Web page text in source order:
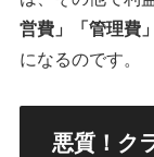
営費」「管理費
になるのです。
悪質！ク